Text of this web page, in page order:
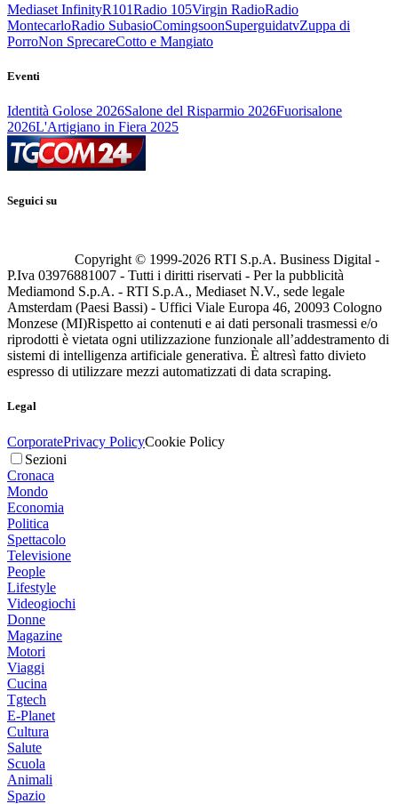
Mediaset InfinityR101Radio 105Virgin RadioRadio
MontecarloRadio SubasioComingsoonSuperguidatvZuppa di
PorroNon SprecareCotto e Mangiato
Eventi
Identità Golose 2026Salone del Risparmio 2026Fuorisalone
2026L'Artigiano in Fiera 2025
Seguici su
Copyright © 1999-2026 RTI S.p.A. Business Digital -
P.Iva 03976881007 - Tutti i diritti riservati - Per la pubblicità
Mediamond S.p.A. - RTI S.p.A., Mediaset N.V., sede legale
Amsterdam (Paesi Bassi) - Uffici Viale Europa 46, 20093 Cologno
Monzese (MI)Rispetto ai contenuti e ai dati personali trasmessi e/o
riprodotti è vietata ogni utilizzazione funzionale all’addestramento di
sistemi di intelligenza artificiale generativa. È altresì fatto divieto
espresso di utilizzare mezzi automatizzati di data scraping.
Legal
CorporatePrivacy PolicyCookie Policy
Sezioni
Cronaca
Mondo
Economia
Politica
Spettacolo
Televisione
People
Lifestyle
Videogiochi
Donne
Magazine
Motori
Viaggi
Cucina
Tgtech
E-Planet
Cultura
Salute
Scuola
Animali
Spazio